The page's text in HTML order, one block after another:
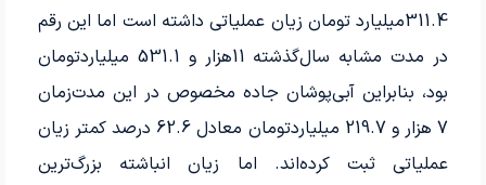
311.4‌میلیارد‌ تومان زیان عملیاتی داشته‌ است اما این رقم
در مدت مشابه سال‌گذشته 11‌هزار و 531.1‌ میلیارد‌تومان
بود، بنابراین آبی‌‌‌پوشان جاده مخصوص در این مدت‌زمان
7‌ هزار و 219.7‌ میلیارد‌تومان معادل 62.6‌ درصد کمتر زیان
عملیاتی ثبت کرده‌اند. اما زیان انباشته بزرگ‌ترین